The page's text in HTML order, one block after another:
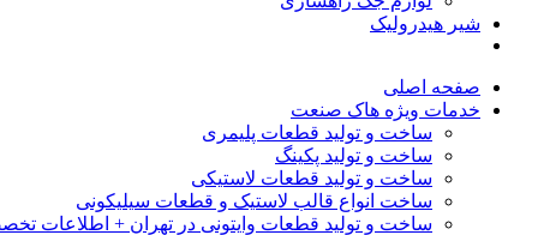
شیر هیدرولیک
صفحه اصلی
خدمات ویژه هاک صنعت
ساخت و تولید قطعات پلیمری
ساخت و تولید پکینگ
ساخت و تولید قطعات لاستیکی
ساخت انواع قالب لاستیک و قطعات سیلیکونی
ساخت و تولید قطعات وایتونی در تهران + اطلاعات